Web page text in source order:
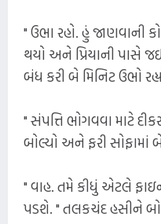
" ઉભા રહો. હું જાણવાની
થયો અને પ્રિયાની પાસે
બંધ કરી બે મિનિટ ઉભો
" સંપત્તિ ભોગવવા માટે
બોલ્યો અને ફરી સોફામાં
" વાહ. તમે કીધું એટલે
પડશે. " તલકચંદ હસીને